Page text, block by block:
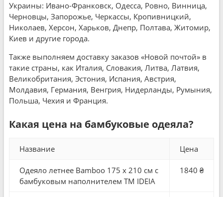
Украины: Ивано-Франковск, Одесса, Ровно, Винница,
Черновцы, Запорожье, Черкассы, Кропивницкий,
Николаев, Херсон, Харьков, Днепр, Полтава, Житомир,
Киев и другие города.
Также выполняем доставку заказов «Новой почтой» в
такие страны, как Италия, Словакия, Литва, Латвия,
Великобритания, Эстония, Испания, Австрия,
Молдавия, Германия, Венгрия, Нидерланды, Румыния,
Польша, Чехия и Франция.
Какая цена на бамбуковые одеяла?
Название Цена
Одеяло летнее Bamboo 175 x 210 см с
бамбуковым наполнителем TM IDEIA
1840 ₴